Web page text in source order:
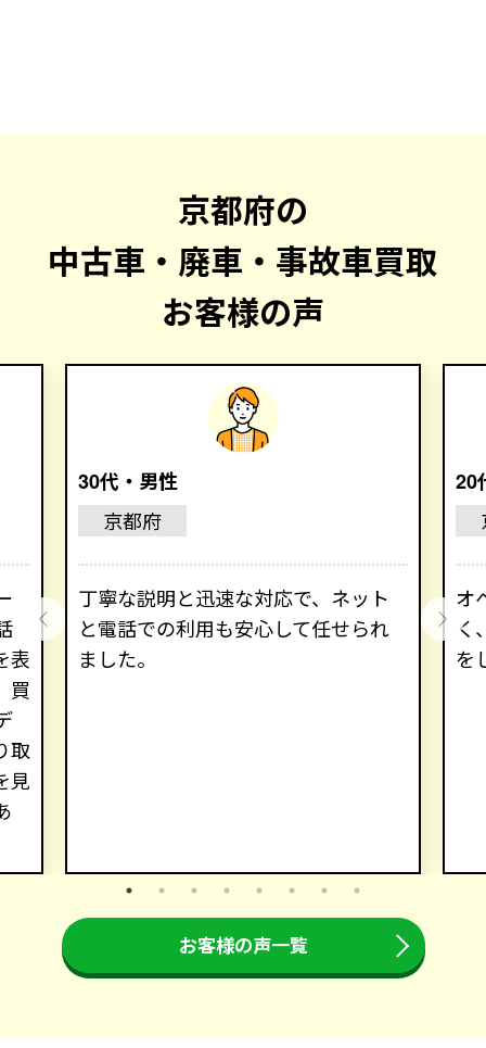
京都府の
中古車・廃車・事故車買取
お客様の声
表
買
取
見
30代・男性
京都府
丁寧な説明と迅速な対応で、ネット
と電話での利用も安心して任せられ
ました。
20
オ
く
を
お客様の声一覧